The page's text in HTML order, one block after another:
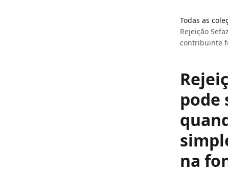
Todas as
Rejeição
contribuinte
pode
na